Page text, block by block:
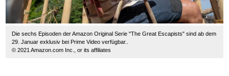
Die sechs Episoden der Amazon Original Serie "The Great Escapists" sind ab dem
29. Januar exklusiv bei Prime Video verfügbar..
© 2021 Amazon.com Inc., or its affiliates